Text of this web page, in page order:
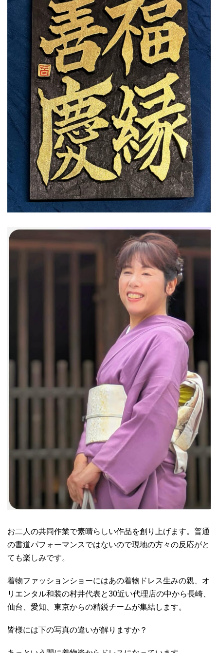
お二人の共同作業で素晴らしい作品を創り上げます。普通
の書道パフォーマンスではないので現地の方々の反応がと
ても楽しみです。
着物ファッションショーにはあの着物ドレス生みの親、オ
リエンタル和装の村井代表と30近い代理店の中から長崎、
仙台、愛知、東京からの精鋭チームが集結します。
皆様には下の写真の違いが解りますか？